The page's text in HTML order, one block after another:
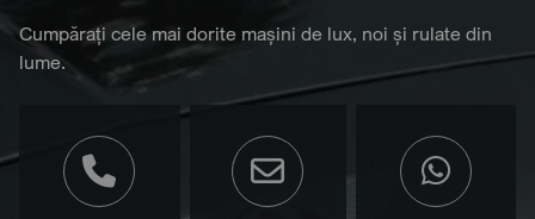
Cumpărați cele mai dorite mașini de lux, noi și rulate din
lume.